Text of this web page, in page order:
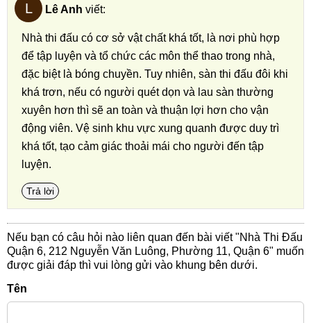
L Lê Anh viết:
Nhà thi đấu có cơ sở vật chất khá tốt, là nơi phù hợp
để tập luyện và tổ chức các môn thể thao trong nhà,
đặc biệt là bóng chuyền. Tuy nhiên, sàn thi đấu đôi khi
khá trơn, nếu có người quét dọn và lau sàn thường
xuyên hơn thì sẽ an toàn và thuận lợi hơn cho vận
động viên. Vệ sinh khu vực xung quanh được duy trì
khá tốt, tạo cảm giác thoải mái cho người đến tập
luyện.
Trả lời
Nếu bạn có câu hỏi nào liên quan đến bài viết "Nhà Thi Đấu
Quận 6, 212 Nguyễn Văn Luông, Phường 11, Quận 6" muốn
được giải đáp thì vui lòng gửi vào khung bên dưới.
Tên